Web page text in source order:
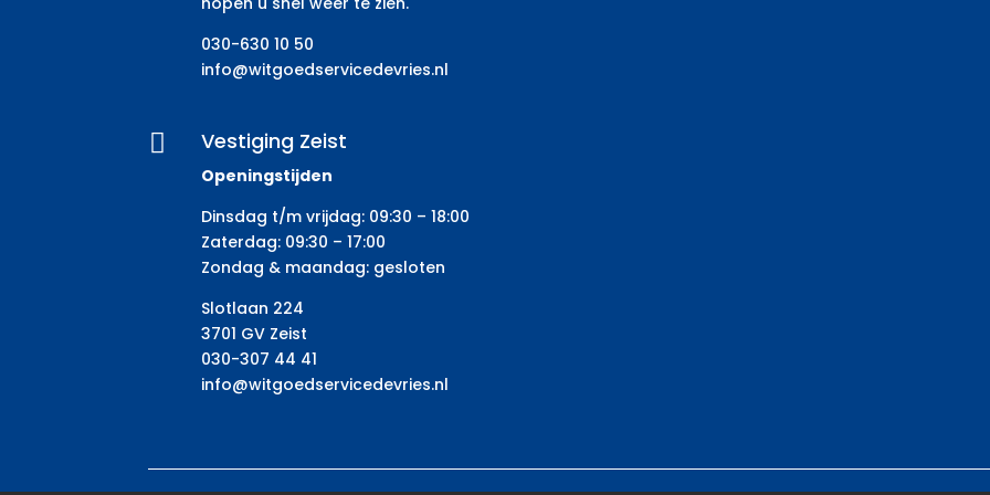
030-630 10 50
info@witgoedservicedevries.nl
 Vestiging Zeist
Openingstijden
Dinsdag t/m vrijdag: 09:30 – 18:00
Zaterdag: 09:30 – 17:00
Zondag & maandag: gesloten
Slotlaan 224
3701 GV Zeist
030-307 44 41
info@witgoedservicedevries.nl